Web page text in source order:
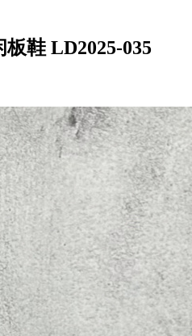
鞋 LD2025-035